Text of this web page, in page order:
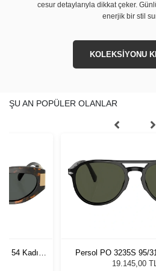
cesur detaylarıyla dikkat çeker.
enerjik bir stil
KOLEKSİYONU
ŞU AN POPÜLER OLANLAR
- 54 Kadın
Persol PO 3235S 95/
Güneş
19.145,00